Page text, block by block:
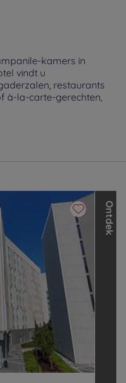
kamers in
vindt u
restaurants
à-la-carte-gerechten,
O
n
t
d
e
k
d
e
a
n
d
e
r
e
m
e
r
k
e
n
v
a
n
d
e
L
o
u
v
r
e
H
o
t
e
l
s
G
r
o
u